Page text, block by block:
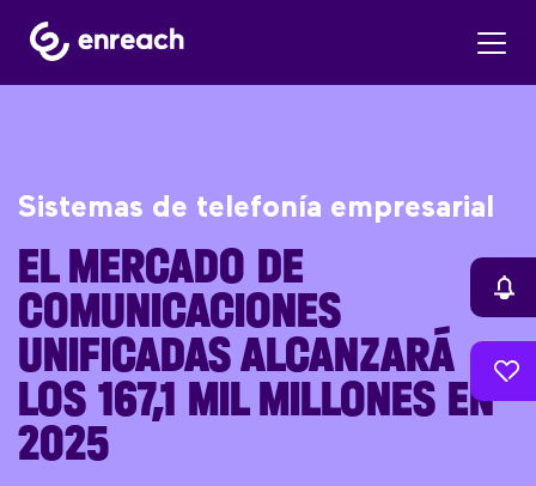
Sistemas de telefonía empresarial
EL MERCADO DE
COMUNICACIONES
UNIFICADAS ALCANZARÁ
LOS 167,1 MIL MILLONES EN
2025